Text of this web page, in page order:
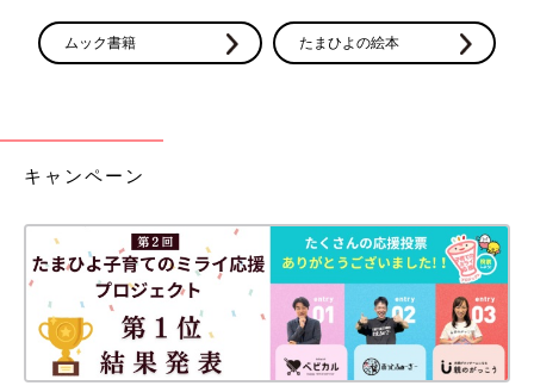
ムック書籍 たまひよの絵本
キャンペーン